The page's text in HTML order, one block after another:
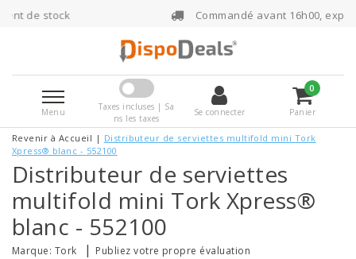
Commandé avant 16h00, expédié le jour
Menu
Taxes incluses | Sa
ns les taxes
Se connecter
0
Panier
Revenir à Accueil | Distributeur de serviettes multifold mini Tork
Xpress® blanc - 552100
Distributeur de serviettes
multifold mini Tork Xpress®
blanc - 552100
Marque: Tork | Publiez votre propre évaluation